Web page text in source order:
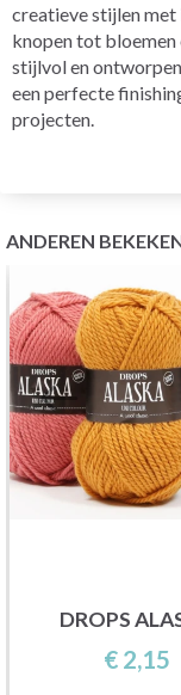
creatieve stijlen
knopen tot bloemen
stijlvol en
een perfecte
projecten.
ANDEREN
DROPS
€ 2,15